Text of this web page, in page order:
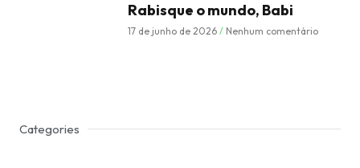
Rabisque o mundo, Babi
17 de junho de 2026 Nenhum comentário
Categories